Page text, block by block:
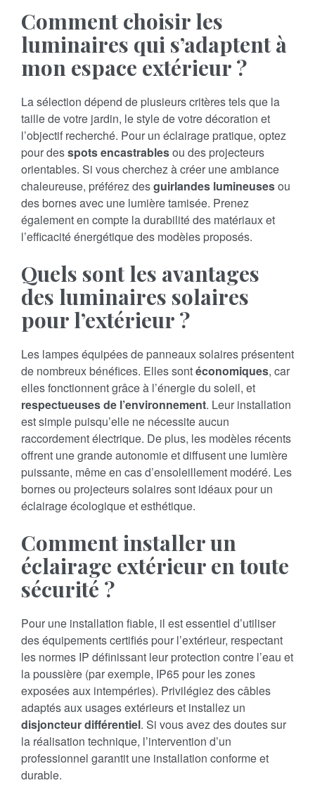
Comment choisir les
luminaires qui s’adaptent à
mon espace extérieur ?
La sélection dépend de plusieurs critères tels que la
taille de votre jardin, le style de votre décoration et
l’objectif recherché. Pour un éclairage pratique, optez
pour desspots encastrablesou des projecteurs
orientables. Si vous cherchez à créer une ambiance
chaleureuse, préférez desguirlandes lumineusesou
des bornes avec une lumière tamisée. Prenez
également en compte la durabilité des matériaux et
l’efficacité énergétique des modèles proposés.
Quels sont les avantages
des luminaires solaires
pour l’extérieur ?
Les lampes équipées de panneaux solaires présentent
de nombreux bénéfices. Elles sontéconomiques, car
elles fonctionnent grâce à l’énergie du soleil, et
respectueuses de l’environnement. Leur installation
est simple puisqu’elle ne nécessite aucun
raccordement électrique. De plus, les modèles récents
offrent une grande autonomie et diffusent une lumière
puissante, même en cas d’ensoleillement modéré. Les
bornes ou projecteurs solaires sont idéaux pour un
éclairage écologique et esthétique.
Comment installer un
éclairage extérieur en toute
sécurité ?
Pour une installation fiable, il est essentiel d’utiliser
des équipements certifiés pour l’extérieur, respectant
les normes IP définissant leur protection contre l’eau et
la poussière (par exemple, IP65 pour les zones
exposées aux intempéries). Privilégiez des câbles
adaptés aux usages extérieurs et installez un
disjoncteur différentiel. Si vous avez des doutes sur
la réalisation technique, l’intervention d’un
professionnel garantit une installation conforme et
durable.